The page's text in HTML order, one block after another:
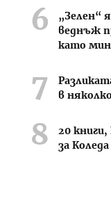
„Зелен“
веднъж
като
в
20
за Коледа